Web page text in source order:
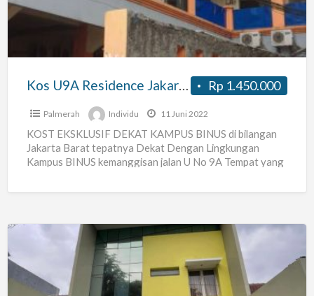
Barat
Kampus
Rp 1.450.000
Kos U9A Residence Jakarta Barat Dekat Kampus Binus
Palmerah Individu 11 Juni 2022
KOST EKSKLUSIF DEKAT KAMPUS BINUS di bilangan
Jakarta Barat tepatnya Dekat Dengan Lingkungan
Kampus BINUS kemanggisan jalan U No 9A Tempat yang
Kost
Putri